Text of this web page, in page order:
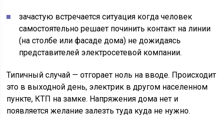
зачастую встречается ситуация когда человек
самостоятельно решает починить контакт на линии
(на столбе или фасаде дома) не дожидаясь
представителей электросетевой компании.
Типичный случай — отгорает ноль на вводе. Происходит
это в выходной день, электрик в другом населенном
пункте, КТП на замке. Напряжения дома нет и
появляется желание залезть туда куда не нужно.